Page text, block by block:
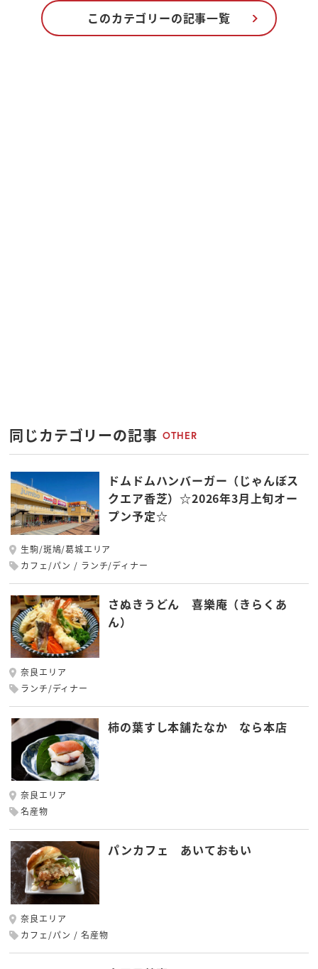
このカテゴリーの記事一覧
同じカテゴリーの記事 OTHER
ドムドムハンバーガー（じゃんぼス
クエア香芝）☆2026年3月上旬オー
プン予定☆
生駒/斑鳩/葛城エリア
カフェ/パン
ランチ/ディナー
さぬきうどん 喜樂庵（きらくあ
ん）
奈良エリア
ランチ/ディナー
柿の葉すし本舗たなか なら本店
奈良エリア
名産物
パンカフェ あいておもい
奈良エリア
カフェ/パン
名産物